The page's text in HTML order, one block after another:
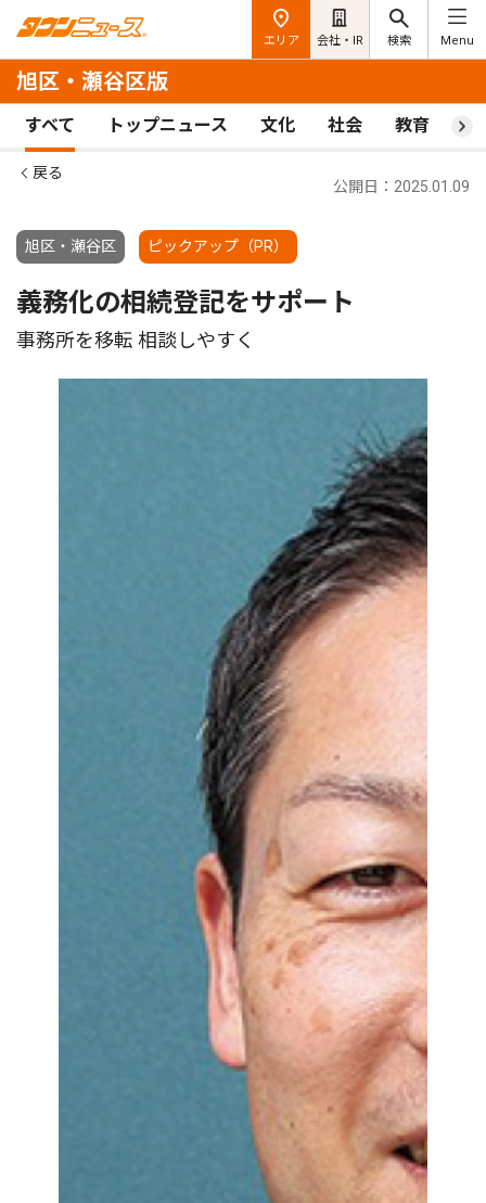
エリア 会社・IR 検索 Menu
旭区・瀬谷区版
すべて トップニュース 文化 社会 教育 ス
戻る
旭区・瀬谷区 ピックアップ（PR）
公開日：2025.01.09
義務化の相続登記をサポート
事務所を移転 相談しやすく